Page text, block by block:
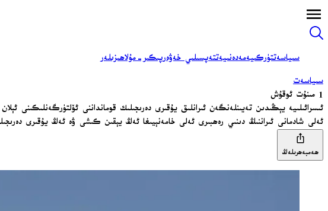
سىياسەتتۈركىيەمەدەنىيەتتەپسىلىي خەۋەرپىكىر-مۇلاھىزىلەر
سىياسەت
1 مىنۇت ئوقۇش
ئىسرائىلىيە يېڭىدىن تەيىنلەنگەن ئىرانلىق يۇقىرى دەرىجىلىك قومانداننى ئۆلتۈرگەنلىكىنى
ئەلى شادمانى ئىراننىڭ دىنىي رەھبىرى ئەلى خامەنېيىغا ئەڭ يېقىن كىشى ۋە ئەڭ يۇقىرى
ھەمبەھرىلەڭ